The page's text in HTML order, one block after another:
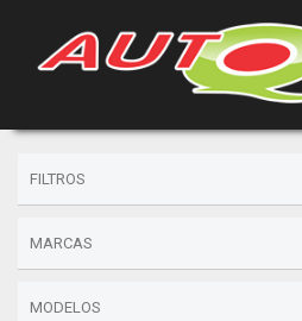
FILTROS
MARCAS
MODELOS